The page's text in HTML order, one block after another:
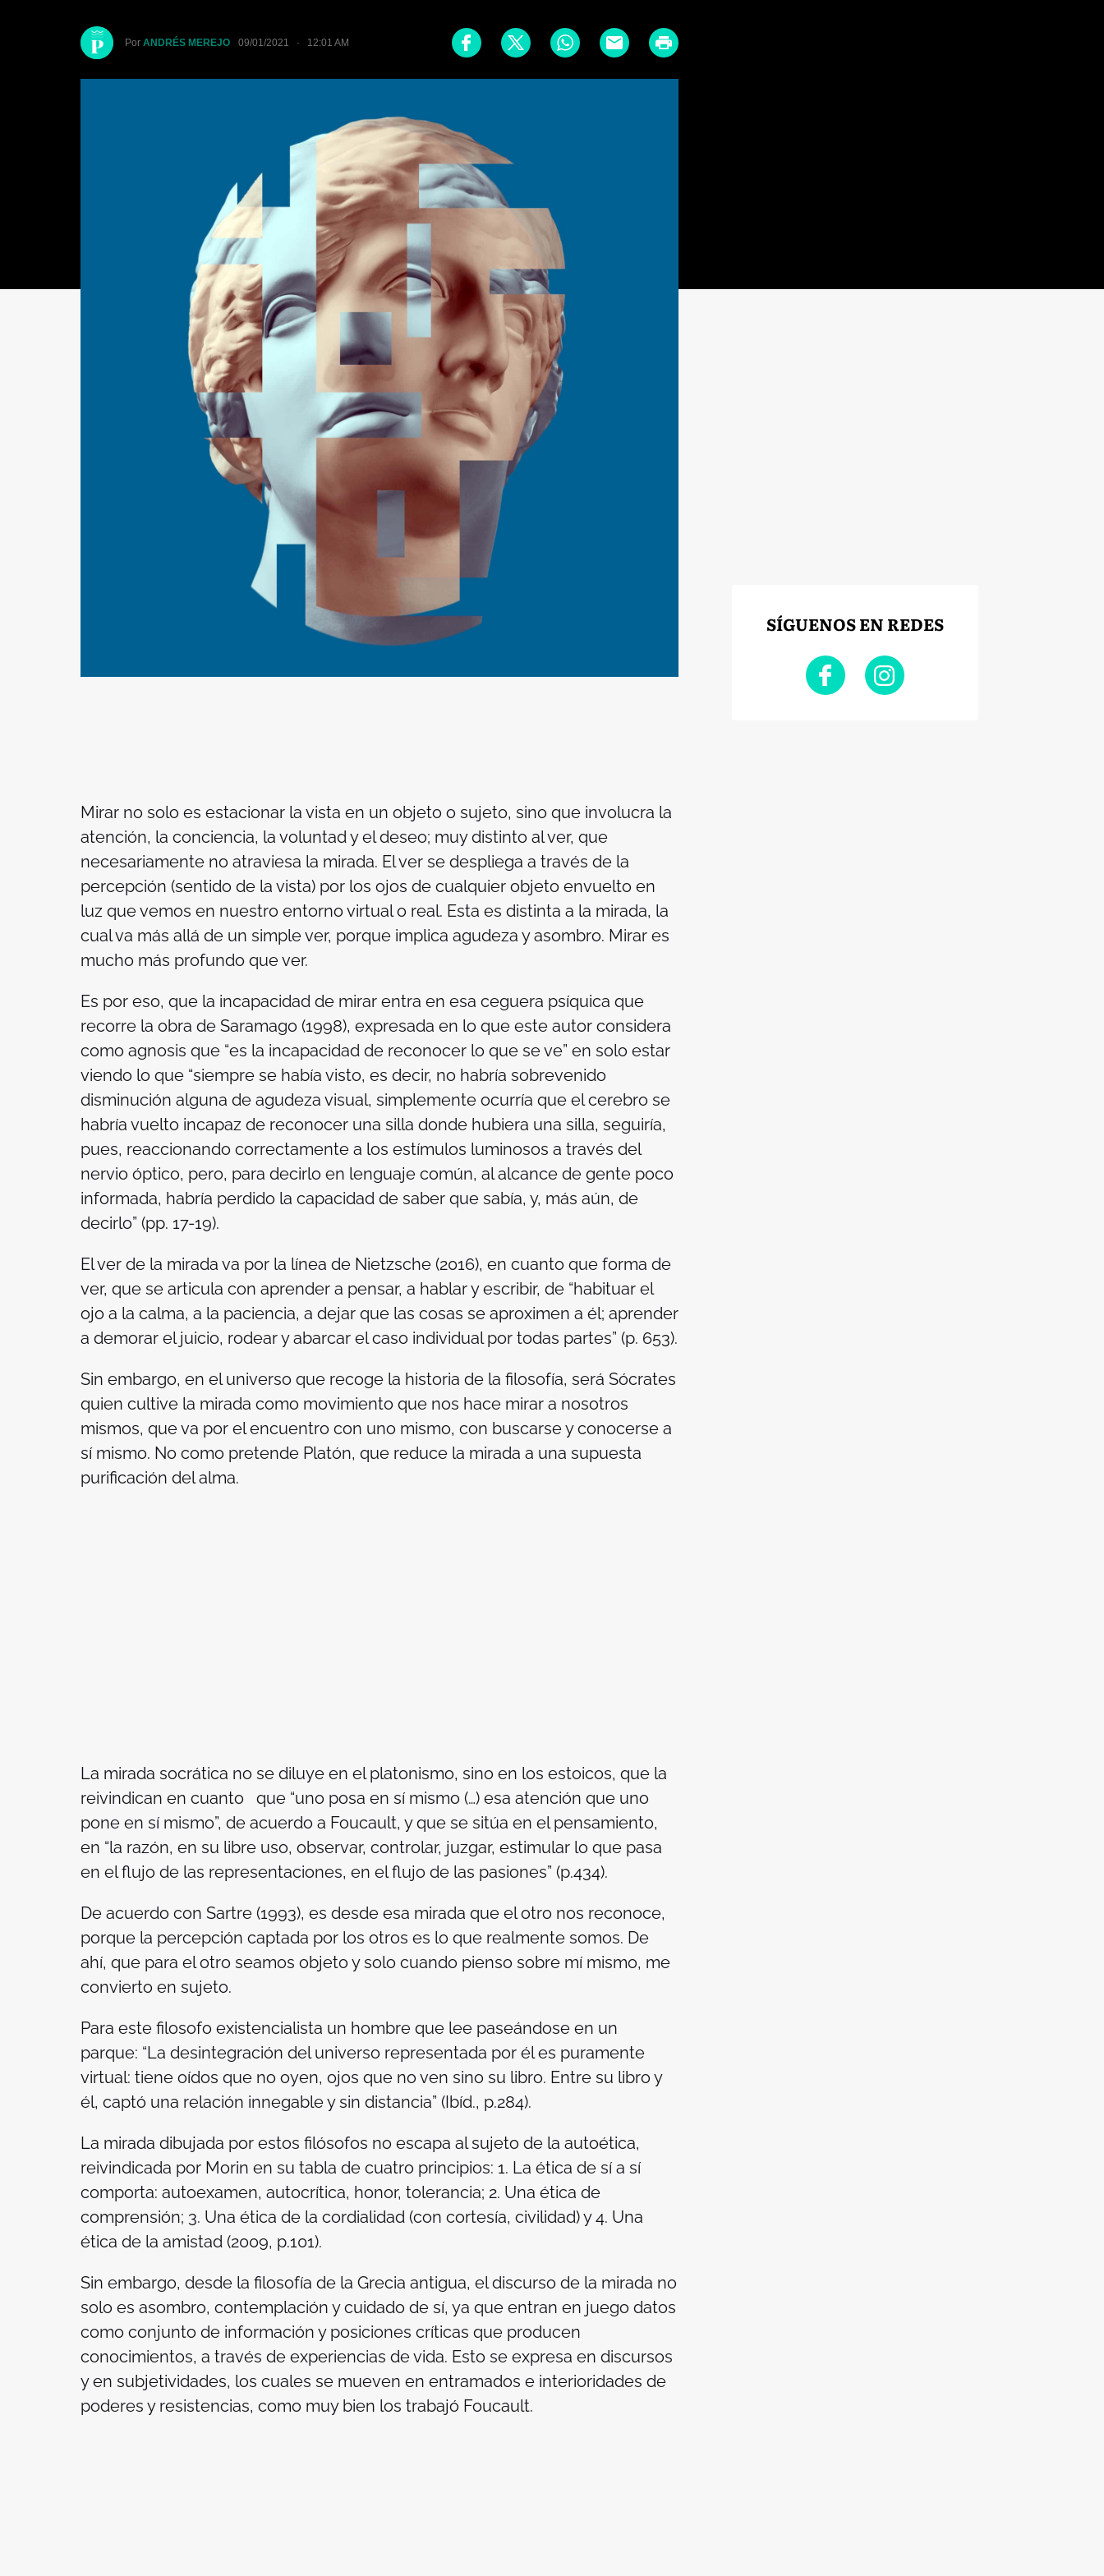
Por ANDRÉS MEREJO 09/01/2021 · 12:01 AM
Mirar no solo es estacionar la vista en un objeto o sujeto, sino que involucra la
atención, la conciencia, la voluntad y el deseo; muy distinto al ver, que
necesariamente no atraviesa la mirada. El ver se despliega a través de la
percepción (sentido de la vista) por los ojos de cualquier objeto envuelto en
luz que vemos en nuestro entorno virtual o real. Esta es distinta a la mirada, la
cual va más allá de un simple ver, porque implica agudeza y asombro. Mirar es
mucho más profundo que ver.
Es por eso, que la incapacidad de mirar entra en esa ceguera psíquica que
recorre la obra de Saramago (1998), expresada en lo que este autor considera
como agnosis que “es la incapacidad de reconocer lo que se ve” en solo estar
viendo lo que “siempre se había visto, es decir, no habría sobrevenido
disminución alguna de agudeza visual, simplemente ocurría que el cerebro se
habría vuelto incapaz de reconocer una silla donde hubiera una silla, seguiría,
pues, reaccionando correctamente a los estímulos luminosos a través del
nervio óptico, pero, para decirlo en lenguaje común, al alcance de gente poco
informada, habría perdido la capacidad de saber que sabía, y, más aún, de
decirlo” (pp. 17-19).
El ver de la mirada va por la línea de Nietzsche (2016), en cuanto que forma de
ver, que se articula con aprender a pensar, a hablar y escribir, de “habituar el
ojo a la calma, a la paciencia, a dejar que las cosas se aproximen a él; aprender
a demorar el juicio, rodear y abarcar el caso individual por todas partes” (p. 653).
Sin embargo, en el universo que recoge la historia de la filosofía, será Sócrates
quien cultive la mirada como movimiento que nos hace mirar a nosotros
mismos, que va por el encuentro con uno mismo, con buscarse y conocerse a
sí mismo. No como pretende Platón, que reduce la mirada a una supuesta
purificación del alma.
La mirada socrática no se diluye en el platonismo, sino en los estoicos, que la
reivindican en cuanto que “uno posa en sí mismo (…) esa atención que uno
pone en sí mismo”, de acuerdo a Foucault, y que se sitúa en el pensamiento,
en “la razón, en su libre uso, observar, controlar, juzgar, estimular lo que pasa
en el flujo de las representaciones, en el flujo de las pasiones” (p.434).
De acuerdo con Sartre (1993), es desde esa mirada que el otro nos reconoce,
porque la percepción captada por los otros es lo que realmente somos. De
ahí, que para el otro seamos objeto y solo cuando pienso sobre mí mismo, me
convierto en sujeto.
Para este filosofo existencialista un hombre que lee paseándose en un
parque: “La desintegración del universo representada por él es puramente
virtual: tiene oídos que no oyen, ojos que no ven sino su libro. Entre su libro y
él, captó una relación innegable y sin distancia” (Ibíd., p.284).
La mirada dibujada por estos filósofos no escapa al sujeto de la autoética,
reivindicada por Morin en su tabla de cuatro principios: 1. La ética de sí a sí
comporta: autoexamen, autocrítica, honor, tolerancia; 2. Una ética de
comprensión; 3. Una ética de la cordialidad (con cortesía, civilidad) y 4. Una
ética de la amistad (2009, p.101).
Sin embargo, desde la filosofía de la Grecia antigua, el discurso de la mirada no
solo es asombro, contemplación y cuidado de sí, ya que entran en juego datos
como conjunto de información y posiciones críticas que producen
conocimientos, a través de experiencias de vida. Esto se expresa en discursos
y en subjetividades, los cuales se mueven en entramados e interioridades de
poderes y resistencias, como muy bien los trabajó Foucault.
SÍGUENOS EN REDES